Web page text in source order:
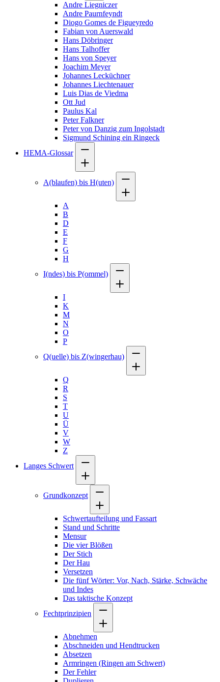
Andre Liegniczer
Andre Paurnfeyndt
Diogo Gomes de Figueyredo
Fabian von Auerswald
Hans Döbringer
Hans Talhoffer
Hans von Speyer
Joachim Meyer
Johannes Lecküchner
Johannes Liechtenauer
Luis Dias de Viedma
Ott Jud
Paulus Kal
Peter Falkner
Peter von Danzig zum Ingolstadt
Sigmund Schining ein Ringeck
HEMA-Glossar
A(blaufen) bis H(uten)
A
B
D
E
F
G
H
I(ndes) bis P(ommel)
I
K
M
N
O
P
Q(uelle) bis Z(wingerhau)
Q
R
S
T
U
Ü
V
W
Z
Langes Schwert
Grundkonzept
Schwertaufteilung und Fassart
Stand und Schritte
Mensur
Die vier Blößen
Der Stich
Der Hau
Versetzen
Die fünf Wörter: Vor, Nach, Stärke, Schwäche
und Indes
Das taktische Konzept
Fechtprinzipien
Abnehmen
Abschneiden und Hendtrucken
Absetzen
Armringen (Ringen am Schwert)
Der Fehler